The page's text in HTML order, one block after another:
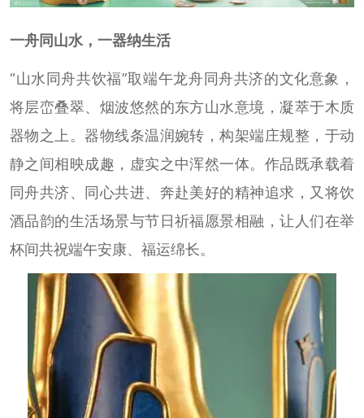
一舟同山水，一器纳生活
“山水同舟共饮福”取端午龙舟同舟共济的文化意象，
将层峦叠翠、烟波悠然的东方山水意境，凝萃于木质
器物之上。器物线条温润婉转，构架端庄规整，于动
静之间相映成趣，虚实之中浑然一体。作品既承载着
同舟共济、同心共进、奔赴美好的精神追求，又将饮
酒品韵的生活场景与节日祈福愿景相融，让人们在举
杯间共祝端午安康、福运绵长。